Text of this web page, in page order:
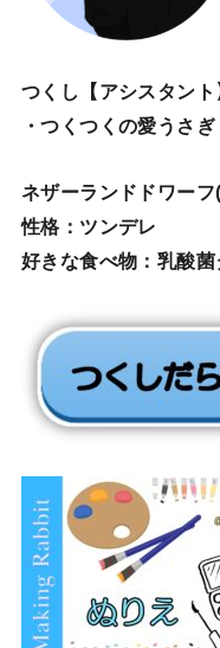
つくし【アシスタント
・つくつくの愛うさぎ
ネザーランドドワー
性格：ツンデレ
好きな食べ物：乳酸菌